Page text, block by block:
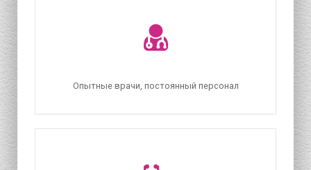
Опытные врачи, постоянный персонал